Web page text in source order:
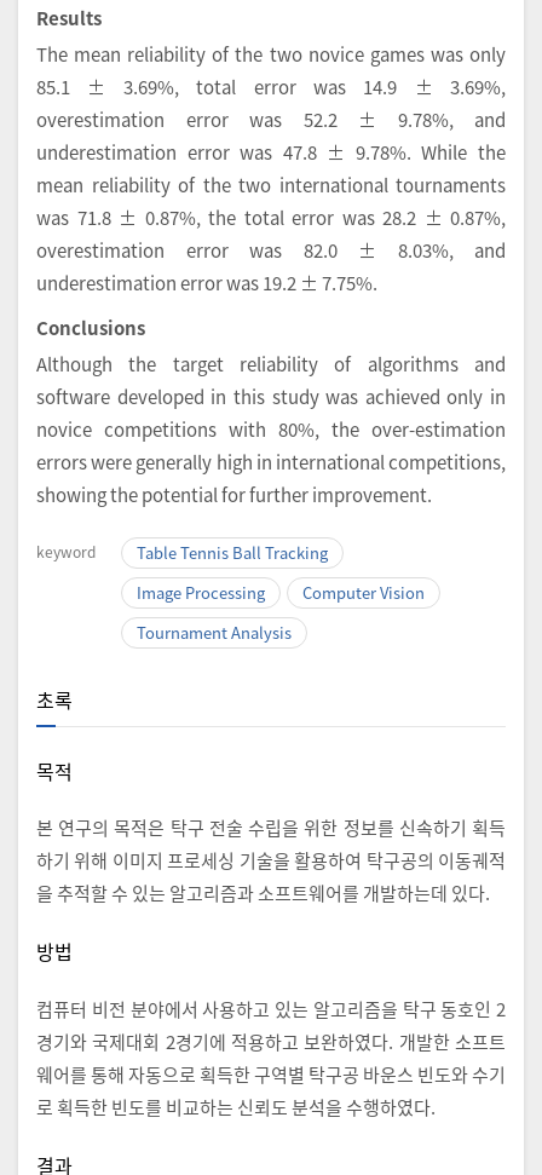
Results
The mean reliability of the two novice games was only
85.1 ± 3.69%, total error was 14.9 ± 3.69%,
overestimation error was 52.2 ± 9.78%, and
underestimation error was 47.8 ± 9.78%. While the
mean reliability of the two international tournaments
was 71.8 ± 0.87%, the total error was 28.2 ± 0.87%,
overestimation error was 82.0 ± 8.03%, and
underestimation error was 19.2 ± 7.75%.
Conclusions
Although the target reliability of algorithms and
software developed in this study was achieved only in
novice competitions with 80%, the over-estimation
errors were generally high in international competitions,
showing the potential for further improvement.
keyword
Table Tennis Ball Tracking
Image Processing
Computer Vision
Tournament Analysis
초록
목적
본 연구의 목적은 탁구 전술 수립을 위한 정보를 신속하기 획득
하기 위해 이미지 프로세싱 기술을 활용하여 탁구공의 이동궤적
을 추적할 수 있는 알고리즘과 소프트웨어를 개발하는데 있다.
방법
컴퓨터 비전 분야에서 사용하고 있는 알고리즘을 탁구 동호인 2
경기와 국제대회 2경기에 적용하고 보완하였다. 개발한 소프트
웨어를 통해 자동으로 획득한 구역별 탁구공 바운스 빈도와 수기
로 획득한 빈도를 비교하는 신뢰도 분석을 수행하였다.
결과